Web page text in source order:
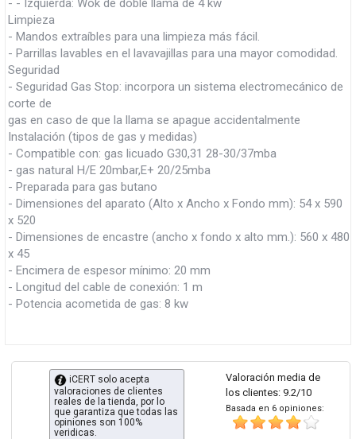
- - Izquierda: Wok de doble llama de 4 kw
Limpieza
- Mandos extraíbles para una limpieza más fácil.
- Parrillas lavables en el lavavajillas para una mayor comodidad.
Seguridad
- Seguridad Gas Stop: incorpora un sistema electromecánico de
corte de
gas en caso de que la llama se apague accidentalmente
Instalación (tipos de gas y medidas)
- Compatible con: gas licuado G30,31 28-30/37mba
- gas natural H/E 20mbar,E+ 20/25mba
- Preparada para gas butano
- Dimensiones del aparato (Alto x Ancho x Fondo mm): 54 x 590
x 520
- Dimensiones de encastre (ancho x fondo x alto mm.): 560 x 480
x 45
- Encimera de espesor mínimo: 20 mm
- Longitud del cable de conexión: 1 m
- Potencia acometida de gas: 8 kw
Valoración media de
los clientes: 9.2/10
Basada en 6 opiniones:
iCERT solo acepta
valoraciones de clientes
reales de la tienda, por lo
que garantiza que todas las
opiniones son 100%
veridicas.